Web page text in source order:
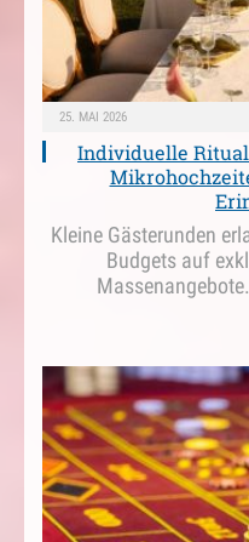
25. MAI 2026
Individuelle
Kleine Gästerunden
Budgets auf